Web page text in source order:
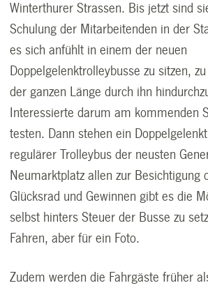
Winterthurer Strassen. Bis jetzt sind
Schulung der Mitarbeitenden in der
es sich anfühlt in einem der neuen
Doppelgelenktrolleybusse zu sitzen,
der ganzen Länge durch ihn
Interessierte darum am kommenden
testen. Dann stehen ein
regulärer Trolleybus der neusten
Neumarktplatz allen zur Besichtigung
Glücksrad und Gewinnen gibt es die
selbst hinters Steuer der Busse zu
Fahren, aber für ein Foto.
Zudem werden die Fahrgäste früher